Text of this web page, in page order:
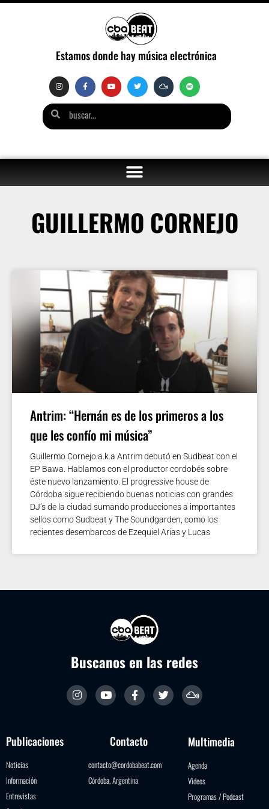
Estamos donde hay música electrónica
GUILLERMO CORNEJO
Antrim: “Hernán es de los primeros a los
que les confío mi música”
Guillermo Cornejo a.k.a Antrim debutó en Sudbeat con el
EP Bawa. Hablamos con el productor cordobés sobre
éste nuevo lanzamiento. El progressive house de
Córdoba sigue recibiendo buenas noticias con grandes
DJ’s de la ciudad sumando producciones a importantes
sellos como Sudbeat y The Soundgarden, como los
recientes desembarcos de Ezequiel Arias y Lucas
Buscanos en las redes
Publicaciones
Noticias
Información
Entrevistas
Contacto
contacto@cordobabeat.com
Córdoba, Argentina
Multimedia
Agenda
Videos
Programas / Podcast